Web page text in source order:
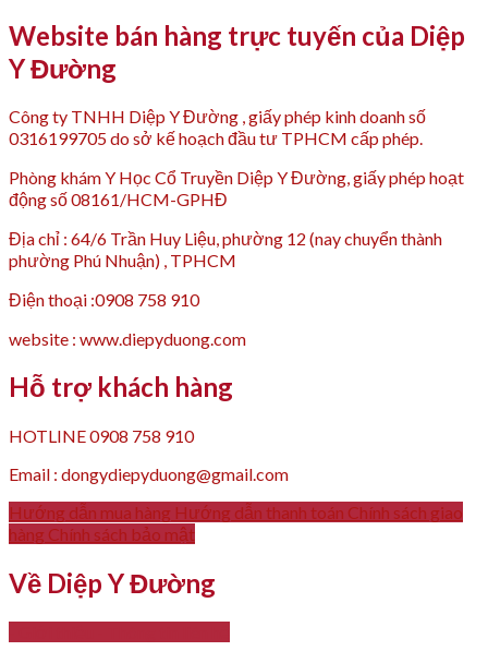
Website bán hàng trực tuyến của Diệp
Y Đường
Công ty TNHH Diệp Y Đường , giấy phép kinh doanh số
0316199705 do sở kế hoạch đầu tư TPHCM cấp phép.
Phòng khám Y Học Cổ Truyền Diệp Y Đường, giấy phép hoạt
động số 08161/HCM-GPHĐ
Địa chỉ : 64/6 Trần Huy Liệu, phường 12 (nay chuyển thành
phường Phú Nhuận) , TPHCM
Điện thoại :0908 758 910
website : www.diepyduong.com
Hỗ trợ khách hàng
HOTLINE 0908 758 910
Email : dongydiepyduong@gmail.com
Hướng dẫn mua hàng Hướng dẫn thanh toán Chính sách giao
hàng Chính sách bảo mật
Về Diệp Y Đường